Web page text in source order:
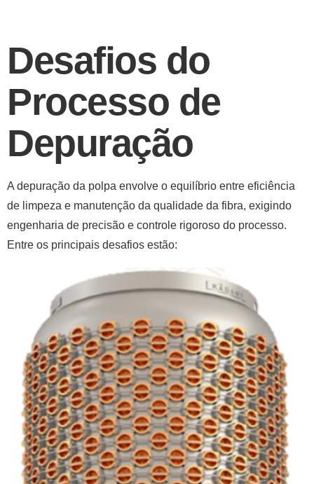
Desafios do
Processo de
Depuração
A depuração da polpa envolve o equilíbrio entre eficiência
de limpeza e manutenção da qualidade da fibra, exigindo
engenharia de precisão e controle rigoroso do processo.
Entre os principais desafios estão: